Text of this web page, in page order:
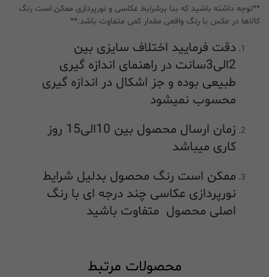
**توجه داشته باشید که بنا برشرایط عکاسی و نورپردازی ممکن است رنگ
کالاها در عکس با رنگ واقعی مقدار کمی متفاوت باشد.**
دقت فرمایید اختلاف سایزی بین
2الی3سانت در راهنمای اندازه گیری
طبیعی بوده و جز اشکال در اندازه گیری
محسوب نمیشود
زمان ارسال محصول بین 10الی15 روز
کاری میباشد
ممکن است رنگ محصول بدلیل شرایط
نورپردازی عکاسی چند درجه ای با رنگ
اصلی محصول متفاوت باشید
محصولات مرتبط